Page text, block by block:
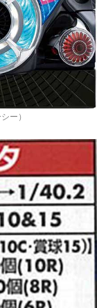
ー）